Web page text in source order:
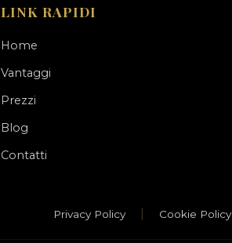
LINK RAPIDI
Home
Vantaggi
Prezzi
Blog
Contatti
Privacy Policy Cookie Policy